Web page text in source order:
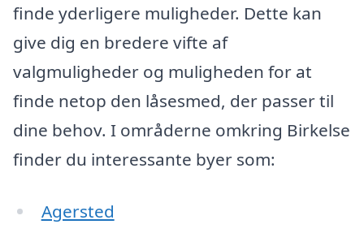
finde yderligere muligheder. Dette kan
give dig en bredere vifte af
valgmuligheder og muligheden for at
finde netop den låsesmed, der passer til
dine behov. I områderne omkring Birkelse
finder du interessante byer som:
Agersted